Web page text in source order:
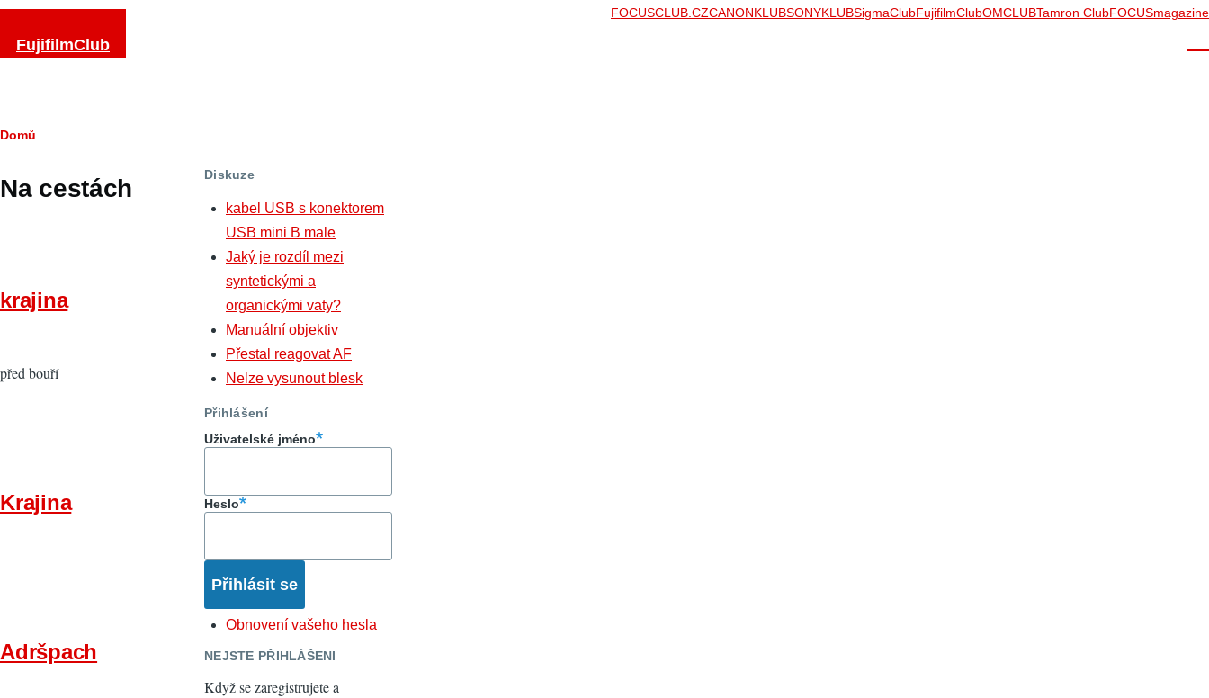
Přejít k hlavnímu obsahu
FujifilmClub
FOCUSCLUB.CZCANONKLUBSONYKLUBSigmaClubFujifilmClubOMCLUBTamron ClubFOCUSmagazine
Drobečková
Domů
Na cestách
krajina
před bouří
Krajina
Adršpach
Diskuze
kabel USB s konektorem
USB mini B male
Jaký je rozdíl mezi
syntetickými a
organickými vaty?
Manuální objektiv
Přestal reagovat AF
Nelze vysunout blesk
Přihlášení
Uživatelské jméno
Heslo
Obnovení vašeho hesla
NEJSTE PŘIHLÁŠENI
Když se zaregistrujete a